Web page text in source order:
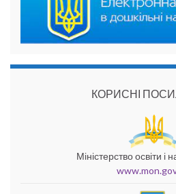
КОРИСНІ
Міністерство освіти і